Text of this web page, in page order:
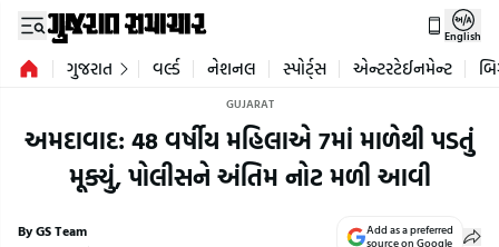
English
ગુજરાત વર્લ્ડ નેશનલ સ્પોર્ટ્સ એન્ટરટેઈનમેન્ટ
GUJARAT
અમદાવાદ: 48 વર્ષીય મહિલાએ 7માં માળેથી પડતું
મૂક્યું, પોલીસને અંતિમ નોટ મળી આવી
By GS Team
Add as a preferred
source on Google